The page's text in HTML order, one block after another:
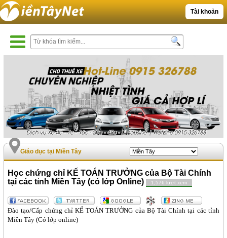
Tài khoản
Giáo dục tại Miền Tây
Học chứng chỉ KẾ TOÁN TRƯỞNG của Bộ Tài Chính
tại các tỉnh Miền Tây (có lớp Online)
1,576 lượt xem
Đào tạo/Cấp chứng chỉ KẾ TOÁN TRƯỞNG của Bộ Tài Chính tại các tỉnh
Miền Tây (Có lớp online)